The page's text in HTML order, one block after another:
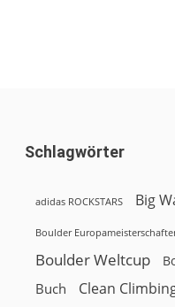
Schlagwörter
adidas ROCKSTARS Big
Boulder
Boulder Weltcup
Buch Clean